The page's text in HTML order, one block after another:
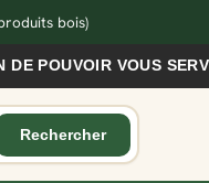
bois)
VOUS SERVIR